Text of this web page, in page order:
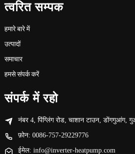
त्वरित सम्पक
हमारे बारे में
उत्पादों
समाचार
हमसे संपर्क करें
संपर्क में रहो
नंबर 4, पिंग्लिंग रोड, चाशान टाउन, डोंगगुआंग,
फ़ोन: 0086-757-29229776
ईमेल: info@inverter-heatpump.com